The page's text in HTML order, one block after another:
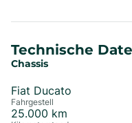
Technische
Chassis
Fiat Ducato
Fahrgestell
25.000 km